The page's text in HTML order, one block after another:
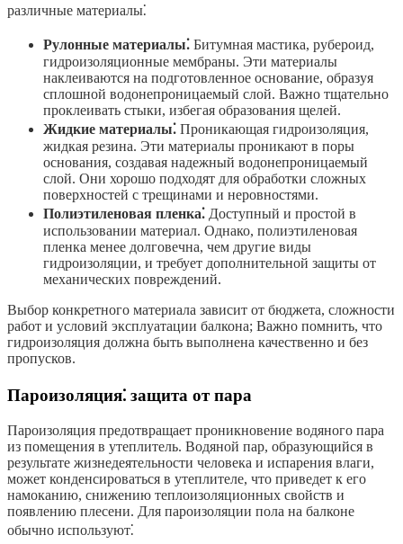
различные материалы⁚
Рулонные материалы⁚ Битумная мастика, рубероид,
гидроизоляционные мембраны. Эти материалы
наклеиваются на подготовленное основание, образуя
сплошной водонепроницаемый слой. Важно тщательно
проклеивать стыки, избегая образования щелей.
Жидкие материалы⁚ Проникающая гидроизоляция,
жидкая резина. Эти материалы проникают в поры
основания, создавая надежный водонепроницаемый
слой. Они хорошо подходят для обработки сложных
поверхностей с трещинами и неровностями.
Полиэтиленовая пленка⁚ Доступный и простой в
использовании материал. Однако, полиэтиленовая
пленка менее долговечна, чем другие виды
гидроизоляции, и требует дополнительной защиты от
механических повреждений.
Выбор конкретного материала зависит от бюджета, сложности
работ и условий эксплуатации балкона; Важно помнить, что
гидроизоляция должна быть выполнена качественно и без
пропусков.
Пароизоляция⁚ защита от пара
Пароизоляция предотвращает проникновение водяного пара
из помещения в утеплитель. Водяной пар, образующийся в
результате жизнедеятельности человека и испарения влаги,
может конденсироваться в утеплителе, что приведет к его
намоканию, снижению теплоизоляционных свойств и
появлению плесени. Для пароизоляции пола на балконе
обычно используют⁚